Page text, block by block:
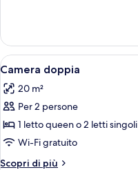
tripla
Apri
tutte
le
foto
per
Camera
doppia
12
Camera doppia
20 m²
Per 2 persone
1 letto queen o 2 letti singoli
Wi-Fi gratuito
Scopri di più
Altri